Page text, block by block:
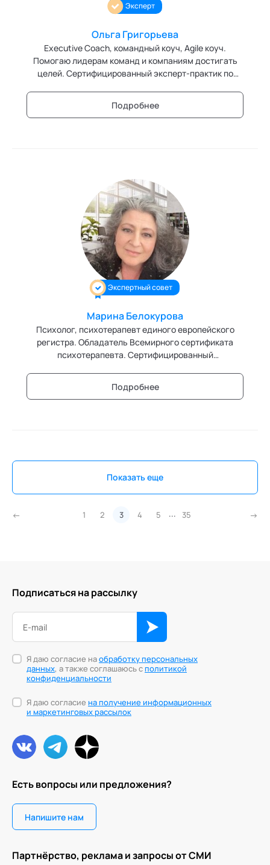
Эксперт
Ольга Григорьева
Executive Coach, командный коуч, Agile коуч.
Помогаю лидерам команд и компаниям достигать
целей. Сертифицированный эксперт-практик по
сертификация.
Подробнее
Экспертный совет
Марина Белокурова
Психолог, психотерапевт единого европейского
регистра. Обладатель Всемирного сертификата
психотерапевта. Сертифицированный
по процессуальной работе (Портленд, США). Автор
Подробнее
Показать еще
1 2 3 4 5 ... 35
Есть вопросы или предложения?
Напишите нам
Партнёрство, реклама и запросы от СМИ
Подписаться на рассылку
Я даю согласие наобработку персональных
данных, а также соглашаюсь сполитикой
конфиденциальности
Я даю согласие на получение информационных
и маркетинговых рассылок